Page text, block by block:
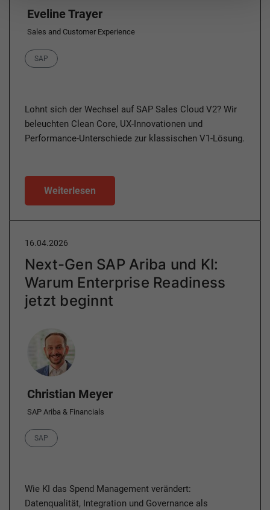
Eveline Trayer
Sales and Customer Experience
Category
SAP
Lohnt sich der Wechsel auf SAP Sales Cloud V2? Wir
beleuchten Clean Core, UX-Innovationen und
Performance-Unterschiede zur klassischen V1-Lösung.
Weiterlesen
16.04.2026
Next-Gen SAP Ariba und KI:
Warum Enterprise Readiness
jetzt beginnt
Author
Christian Meyer
SAP Ariba & Financials
Category
SAP
Wie KI das Spend Management verändert:
Datenqualität, Integration und Governance als